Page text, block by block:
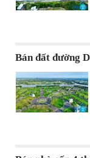
Bán đất đường